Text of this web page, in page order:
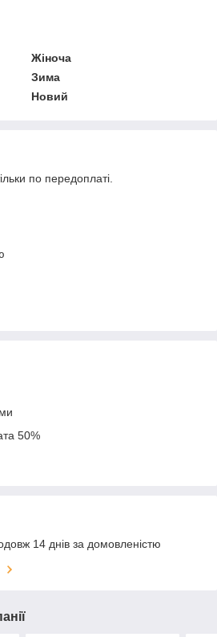
Жіноча
Зима
Новий
по передоплаті.
50%
14 днів за домовленістю